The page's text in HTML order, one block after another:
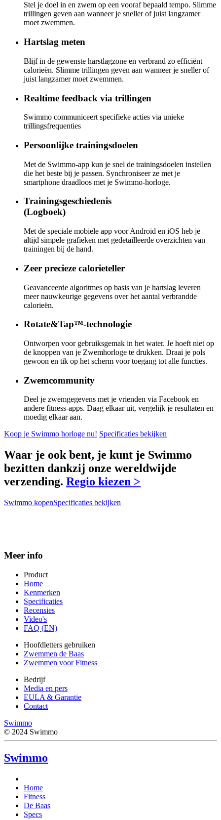
Stel je doel in en zwem op een vooraf bepaald tempo. Slimme
trillingen geven aan wanneer je sneller of juist langzamer
moet zwemmen.
Hartslag meten
Blijf in de gewenste harstlagzone en verbrand zo efficiënt
calorieën. Slimme trillingen geven aan wanneer je sneller of
juist langzamer moet zwemmen.
Realtime feedback via trillingen
Swimmo communiceert specifieke acties via unieke
trillingsfrequenties
Persoonlijke trainingsdoelen
Met de Swimmo-app kun je snel de trainingsdoelen instellen
die het beste bij je passen. Synchroniseer ze met je
smartphone draadloos met je Swimmo-horloge.
Trainingsgeschiedenis
(Logboek)
Met de speciale mobiele app voor Android en iOS heb je
altijd simpele grafieken met gedetailleerde overzichten van
trainingen bij de hand.
Zeer precieze calorieteller
Geavanceerde algoritmes op basis van je hartslag leveren
meer nauwkeurige gegevens over het aantal verbrandde
calorieën.
Rotate&Tap™-technologie
Ontworpen voor gebruiksgemak in het water. Je hoeft niet op
de knoppen van je Zwemhorloge te drukken. Draai je pols
gewoon en tik op het scherm voor toegang tot alle functies.
Zwemcommunity
Deel je zwemgegevens met je vrienden via Facebook en
andere fitness-apps. Daag elkaar uit, vergelijk je resultaten en
moedig elkaar aan.
Koop je Swimmo horloge nu! Specificaties bekijken
Waar je ook bent, je kunt je Swimmo
bezitten dankzij onze wereldwijde
verzending. Regio kiezen >
Swimmo kopenSpecificaties bekijken
Meer info
Product
Home
Kenmerken
Specificaties
Recensies
Video's
FAQ (EN)
Hoofdletters gebruiken
Zwemmen de Baas
Zwemmen voor Fitness
Bedrijf
Media en pers
EULA & Garantie
Contact
Swimmo
© 2024 Swimmo
Swimmo
Home
Fitness
De Baas
Specs